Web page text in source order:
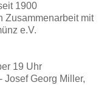
1900
Zusammenarbeit mit
e.V.
19 Uhr
Josef Georg Miller,